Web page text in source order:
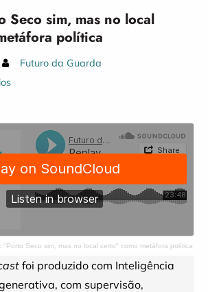
Seco sim, mas no local
política
Futuro da Guarda
"Porto Seco sim, mas no local certo" como metáfora política
foi produzido com Inteligência
com supervisão,